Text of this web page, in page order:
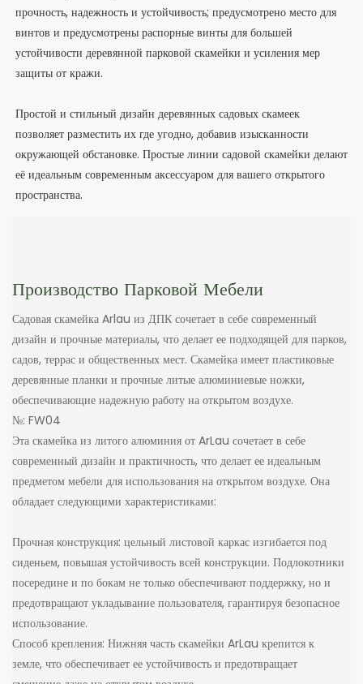
прочность, надежность и устойчивость; предусмотрено место для
винтов и предусмотрены распорные винты для большей
устойчивости деревянной парковой скамейки и усиления мер
защиты от кражи.
Простой и стильный дизайн деревянных садовых скамеек
позволяет разместить их где угодно, добавив изысканности
окружающей обстановке. Простые линии садовой скамейки делают
её идеальным современным аксессуаром для вашего открытого
пространства.
Производство Парковой Мебели
Садовая скамейка Arlau из ДПК сочетает в себе современный
дизайн и прочные материалы, что делает ее подходящей для парков,
садов, террас и общественных мест. Скамейка имеет пластиковые
деревянные планки и прочные литые алюминиевые ножки,
обеспечивающие надежную работу на открытом воздухе.
№: FW04
Эта скамейка из литого алюминия от ArLau сочетает в себе
современный дизайн и практичность, что делает ее идеальным
предметом мебели для использования на открытом воздухе. Она
обладает следующими характеристиками:
Прочная конструкция: цельный листовой каркас изгибается под
сиденьем, повышая устойчивость всей конструкции. Подлокотники
посередине и по бокам не только обеспечивают поддержку, но и
предотвращают укладывание пользователя, гарантируя безопасное
использование.
Способ крепления: Нижняя часть скамейки ArLau крепится к
земле, что обеспечивает ее устойчивость и предотвращает